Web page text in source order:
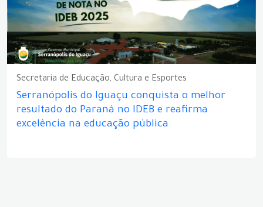
Secretaria de Educação, Cultura e Esportes
Serranópolis do Iguaçu conquista o melhor
resultado do Paraná no IDEB e reafirma
excelência na educação pública